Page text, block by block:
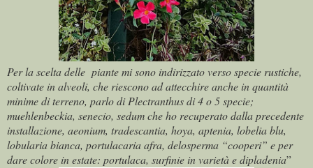
Per la scelta delle piante mi sono indirizzato verso specie rustiche,
coltivate in alveoli, che riescono ad attecchire anche in quantità
minime di terreno, parlo di Plectranthus di 4 o 5 specie;
muehlenbeckia, senecio, sedum che ho recuperato dalla precedente
installazione, aeonium, tradescantia, hoya, aptenia, lobelia blu,
lobularia bianca, portulacaria afra, delosperma “cooperi” e per
dare colore in estate: portulaca, surfinie in varietà e dipladenia”